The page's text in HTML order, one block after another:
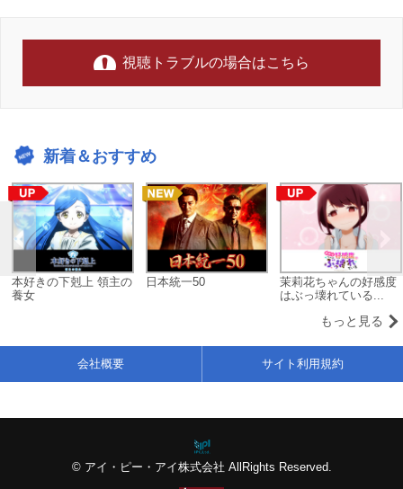
視聴トラブルの場合はこちら
新着＆おすすめ
本好きの下剋上 領主の
養女
日本統一50
茉莉花ちゃんの好感度
はぶっ壊れている...
もっと見る
© アイ・ピー・アイ株式会社 AllRights Reserved.
会社概要 サイト利用規約